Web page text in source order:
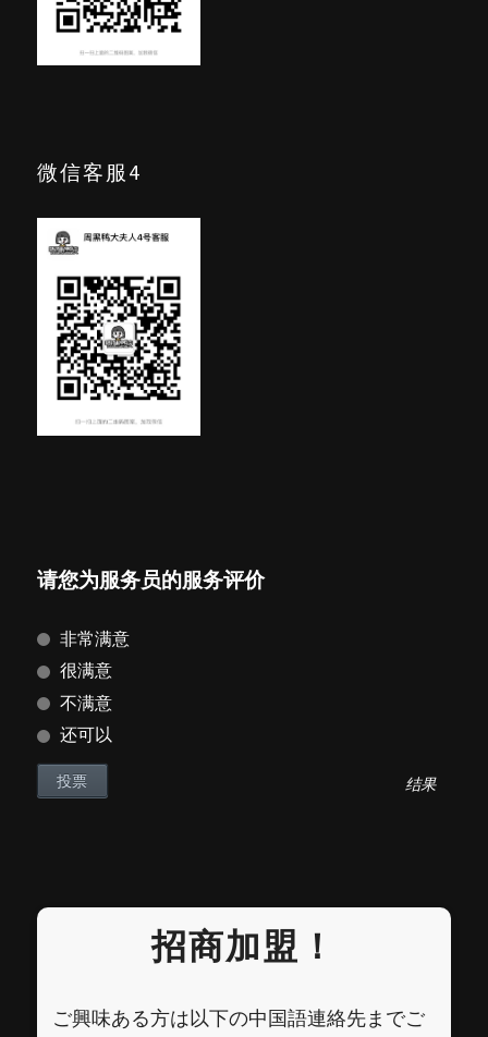
微信客服4
请您为服务员的服务评价
非常满意
很满意
不满意
还可以
结果
招商加盟！
ご興味ある方は以下の中国語連絡先までご